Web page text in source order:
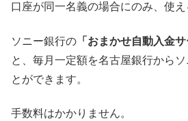
口座が同一名義の場合にのみ、使え
ソニー銀行の 「おまかせ自動入金サ
と、毎月一定額を名古屋銀行から
とができます。
手数料はかかりません。